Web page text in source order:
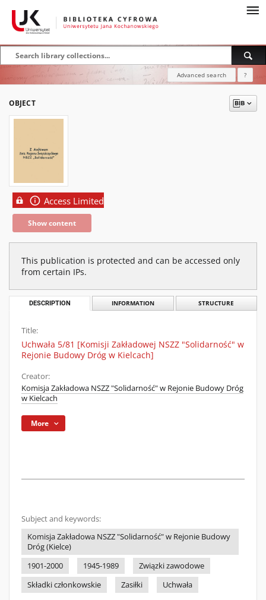
Advanced search ?
OBJECT
Access Limited
Show content
This publication is protected and can be accessed only
from certain IPs.
DESCRIPTION INFORMATION STRUCTURE
Title:
Uchwała 5/81 [Komisji Zakładowej NSZZ "Solidarność" w
Rejonie Budowy Dróg w Kielcach]
Creator:
Komisja Zakładowa NSZZ "Solidarność" w Rejonie Budowy Dróg
w Kielcach
More
Subject and keywords:
Komisja Zakładowa NSZZ "Solidarność" w Rejonie Budowy
Dróg (Kielce)
1901-2000
1945-1989
Związki zawodowe
Składki członkowskie
Zasiłki Uchwała